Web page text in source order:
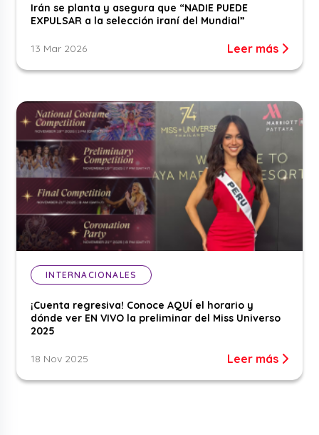
Irán se planta y asegura que “NADIE PUEDE
EXPULSAR a la selección iraní del Mundial”
13 Mar 2026 Leer más
INTERNACIONALES
¡Cuenta regresiva! Conoce AQUÍ el horario y
dónde ver EN VIVO la preliminar del Miss Universo
2025
18 Nov 2025 Leer más